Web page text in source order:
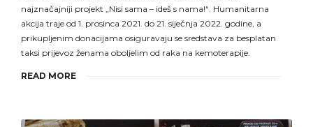
najznačajniji projekt „Nisi sama – ideš s nama!“. Humanitarna
akcija traje od 1. prosinca 2021. do 21. siječnja 2022. godine, a
prikupljenim donacijama osiguravaju se sredstava za besplatan
taksi prijevoz ženama oboljelim od raka na kemoterapije.
READ MORE